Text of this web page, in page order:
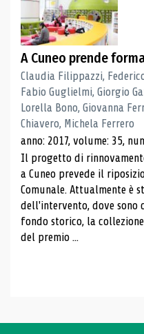
A Cuneo prende
Claudia Filippazzi,
Fabio Guglielmi, Giorgio
Lorella Bono, Giovanna
Chiavero, Michela Ferrero
anno: 2017, volume: 35,
Il progetto di
a Cuneo prevede il
Comunale. Attualmente
dell'intervento, dove
fondo storico, la
del premio ...